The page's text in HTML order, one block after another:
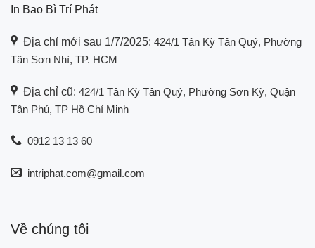
In Bao Bì Trí Phát
Địa chỉ mới sau 1/7/2025: 424/1 Tân Kỳ Tân Quý, Phường
Tân Sơn Nhì, TP. HCM
Địa chỉ cũ: 424/1 Tân Kỳ Tân Quý, Phường Sơn Kỳ, Quận
Tân Phú, TP Hồ Chí Minh
0912 13 13 60
intriphat.com@gmail.com
Về chúng tôi